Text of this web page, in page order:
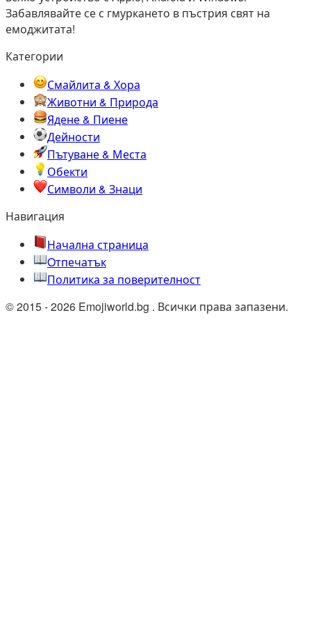
Забавлявайте се с гмуркането в пъстрия свят на
емоджитата!
Категории
Смайлита & Хора
Животни & Природа
Ядене & Пиене
Дейности
Пътуване & Места
Обекти
Символи & Знаци
Навигация
Начална страница
Oтпечатък
Политика за поверителност
© 2015 - 2026 Emojiworld.bg . Всички права запазени.